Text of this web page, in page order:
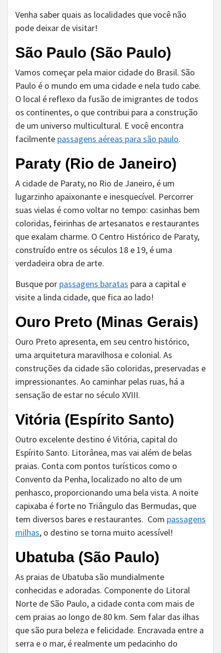
Venha saber quais as localidades que você não
pode deixar de visitar!
São Paulo (São Paulo)
Vamos começar pela maior cidade do Brasil. São
Paulo é o mundo em uma cidade e nela tudo cabe.
O local é reflexo da fusão de imigrantes de todos
os continentes, o que contribui para a construção
de um universo multicultural. E você encontra
facilmente passagens aéreas para são paulo.
Paraty (Rio de Janeiro)
A cidade de Paraty, no Rio de Janeiro, é um
lugarzinho apaixonante e inesquecível. Percorrer
suas vielas é como voltar no tempo: casinhas bem
coloridas, feirinhas de artesanatos e restaurantes
que exalam charme. O Centro Histórico de Paraty,
construído entre os séculos 18 e 19, é uma
verdadeira obra de arte.
Busque por passagens baratas para a capital e
visite a linda cidade, que fica ao lado!
Ouro Preto (Minas Gerais)
Ouro Preto apresenta, em seu centro histórico,
uma arquitetura maravilhosa e colonial. As
construções da cidade são coloridas, preservadas e
impressionantes. Ao caminhar pelas ruas, há a
sensação de estar no século XVIII.
Vitória (Espírito Santo)
Outro excelente destino é Vitória, capital do
Espírito Santo. Litorânea, mas vai além de belas
praias. Conta com pontos turísticos como o
Convento da Penha, localizado no alto de um
penhasco, proporcionando uma bela vista. A noite
capixaba é forte no Triângulo das Bermudas, que
tem diversos bares e restaurantes. Com passagens
milhas, o destino se torna muito acessível!
Ubatuba (São Paulo)
As praias de Ubatuba são mundialmente
conhecidas e adoradas. Componente do Litoral
Norte de São Paulo, a cidade conta com mais de
cem praias ao longo de 80 km. Sem falar das ilhas
que são pura beleza e felicidade. Encravada entre a
serra e o mar, é realmente um pedacinho do